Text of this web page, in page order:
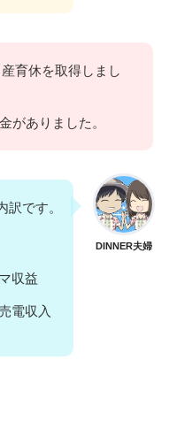
育休を取得しまし
がありました。
DINNER夫婦
訳です。
収益
電収入